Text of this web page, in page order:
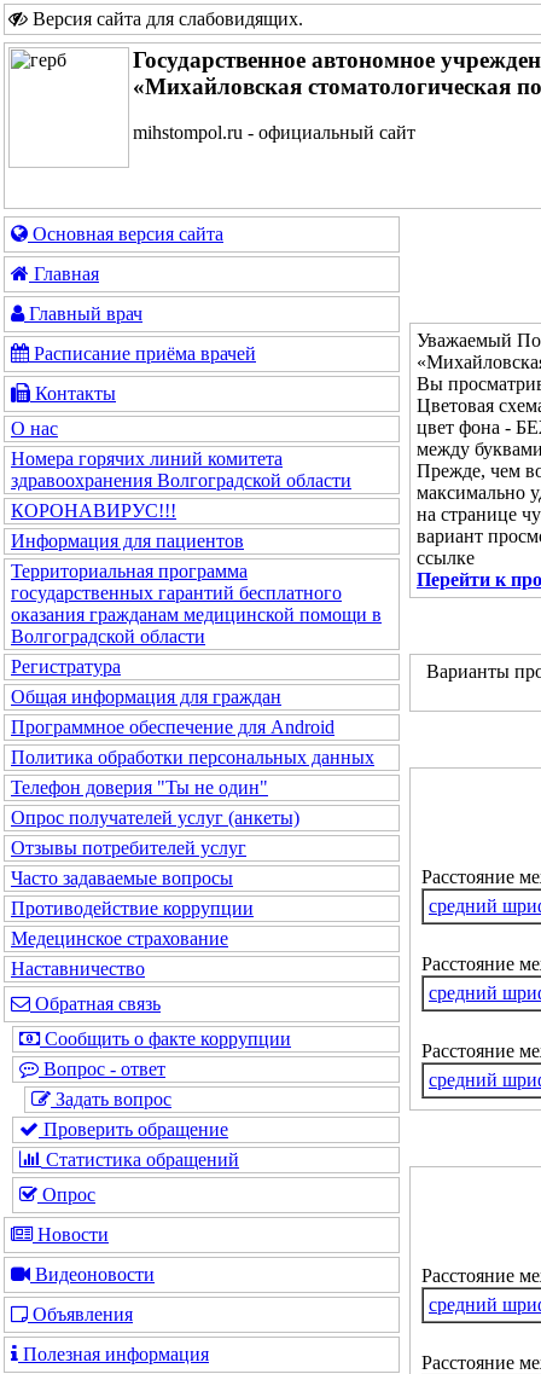
Версия сайта для слабовидящих.
Государственное автономное
«Михайловская стоматологическая
mihstompol.ru - официальный сайт
Основная версия сайта
Главная
Главный врач
Расписание приёма врачей
Контакты
О нас
Номера горячих линий комитета
здравоохранения Волгоградской области
КОРОНАВИРУС!!!
Информация для пациентов
Территориальная программа
государственных гарантий бесплатного
оказания гражданам медицинской помощи в
Волгоградской области
Регистратура
Общая информация для граждан
Программное обеспечение для Android
Политика обработки персональных данных
Телефон доверия "Ты не один"
Опрос получателей услуг (анкеты)
Отзывы потребителей услуг
Часто задаваемые вопросы
Противодействие коррупции
Медецинское страхование
Наставничество
Обратная связь
Сообщить о факте коррупции
Вопрос - ответ
Задать вопрос
Проверить обращение
Статистика обращений
Опрос
Новости
Видеоновости
Объявления
Полезная информация
Уважаемый
Вы
Цветовая
цвет фона -
между
Прежде, чем
максимально
на странице
вариант
ссылке
Перейти к
Варианты
Расстояние
средний
Расстояние
средний
Расстояние
средний
Расстояние
средний
Расстояние